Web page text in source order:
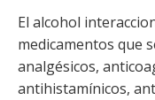
El alcohol
medicamentos que
analgésicos,
antihistamínicos,